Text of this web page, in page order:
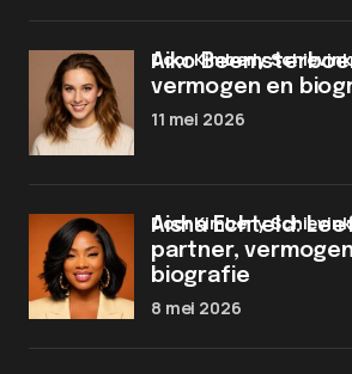
Aiko
vermogen en
door Kimberly Schievink
11 mei 2026
Aisha Echteld:
partner,
biografie
door Kimberly Schievink
8 mei 2026